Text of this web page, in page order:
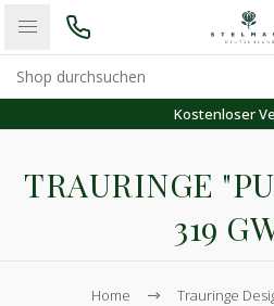
Kostenloser
TRAURINGE
319
Home Trauringe